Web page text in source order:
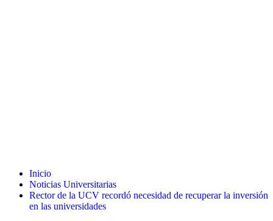
Inicio
Noticias Universitarias
Rector de la UCV recordó necesidad de recuperar la inversión
en las universidades